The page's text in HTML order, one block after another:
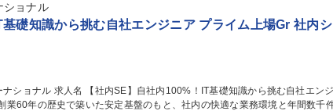
ショナル
基礎知識から挑む自社エンジニア プライム上場Gr 社内シ
礎知識から挑む自社エンジ